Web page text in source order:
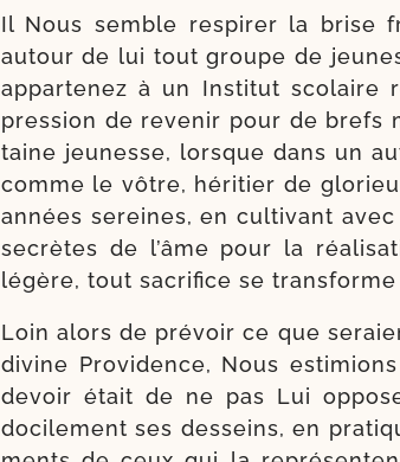
Il Nous semble res­pi­rer la brise
autour de lui tout groupe de
appar­te­nez à un Institut sco­laire
pres­sion de reve­nir pour de
taine jeu­nesse, lorsque dans un
comme le vôtre, héri­tier de
années sereines, en culti­vant
secrètes de l’âme pour la
légère, tout sacri­fice se trans­forme
Loin alors de pré­voir ce que
divine Providence, Nous
devoir était de ne pas Lui
doci­le­ment ses des­seins, en